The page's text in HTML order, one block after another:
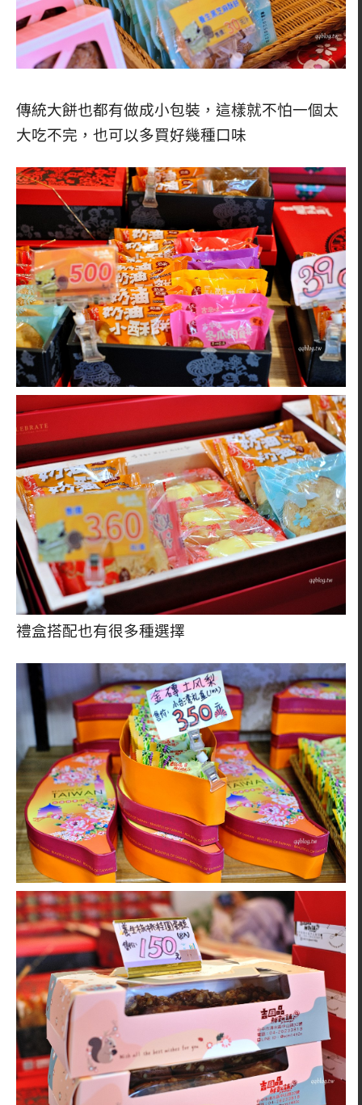
傳統大餅也都有做成小包裝，這樣就不怕一個太
大吃不完，也可以多買好幾種口味
禮盒搭配也有很多種選擇